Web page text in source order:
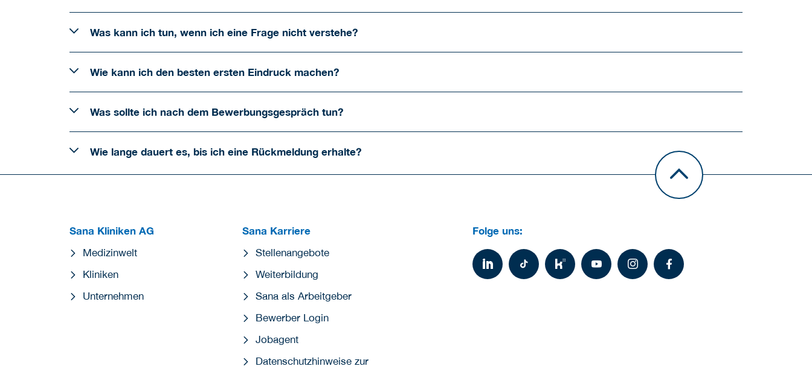
Was kann ich tun, wenn ich eine Frage nicht verstehe?
Wie kann ich den besten ersten Eindruck machen?
Was sollte ich nach dem Bewerbungsgespräch tun?
Wie lange dauert es, bis ich eine Rückmeldung erhalte?
Sana Kliniken AG
Medizinwelt
Kliniken
Unternehmen
Sana Karriere
Stellenangebote
Weiterbildung
Sana als Arbeitgeber
Bewerber Login
Jobagent
Datenschutzhinweise zur
Folge uns: